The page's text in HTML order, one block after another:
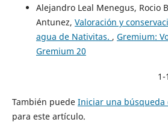
Alejandro Leal Menegus, Rocio
Antunez, Valoración y
agua de Nativitas. , Gremium:
Gremium 20
1-
También puede Iniciar una búsqueda
para este artículo.